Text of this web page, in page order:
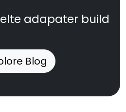
adapater build
Blog